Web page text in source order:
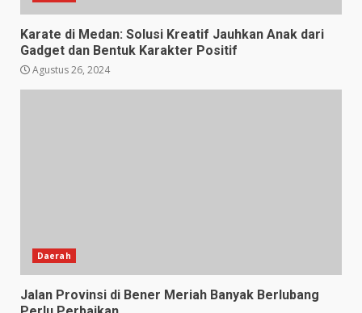
Karate di Medan: Solusi Kreatif Jauhkan Anak dari
Gadget dan Bentuk Karakter Positif
Agustus 26, 2024
Daerah
Jalan Provinsi di Bener Meriah Banyak Berlubang